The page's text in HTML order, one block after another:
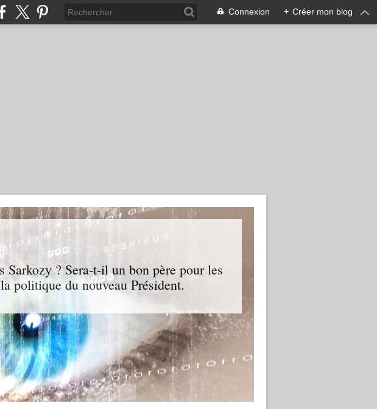
Connexion + Créer mon blog
Sarkozy ? Sera-t-il un bon père pour les
politique du nouveau Président.